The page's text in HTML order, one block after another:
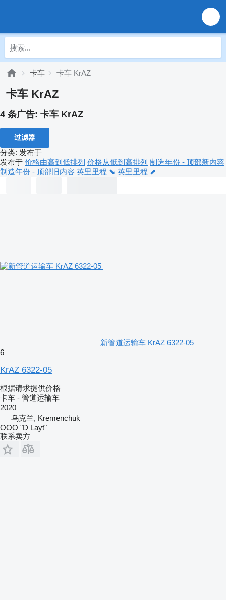
卡车 卡车 KrAZ
卡车 KrAZ
4 条广告: 卡车 KrAZ
过滤器
分类: 发布于
发布于 价格由高到低排列 价格从低到高排列 制造年份 - 顶部新内容
制造年份 - 顶部旧内容 英里里程 ⬊ 英里里程 ⬈
新管道运输车 KrAZ 6322-05
6
KrAZ 6322-05
根据请求提供价格
卡车 - 管道运输车
2020
乌克兰, Kremenchuk
OOO "D Layt"
联系卖方